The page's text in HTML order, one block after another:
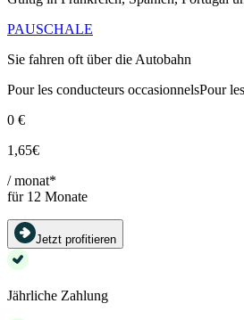
PAUSCHALE
Sie fahren oft über die Autobahn
Pour les conducteurs occasionnelsPour
0 €
1,65€
/ monat*
für 12 Monate
Jetzt profitieren
Jährliche Zahlung